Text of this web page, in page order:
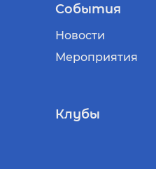
События
Новости
Мероприятия
Клубы